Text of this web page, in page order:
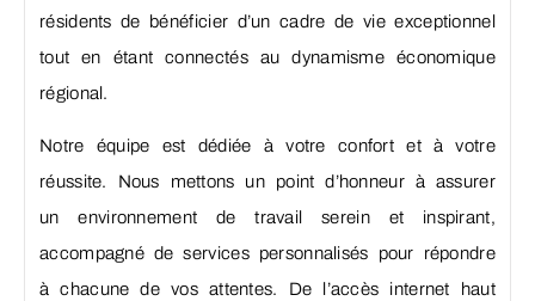
résidents de bénéficier d’un cadre de vie exceptionnel
tout en étant connectés au dynamisme économique
régional.
Notre équipe est dédiée à votre confort et à votre
réussite. Nous mettons un point d’honneur à assurer
un environnement de travail serein et inspirant,
accompagné de services personnalisés pour répondre
à chacune de vos attentes. De l’accès internet haut